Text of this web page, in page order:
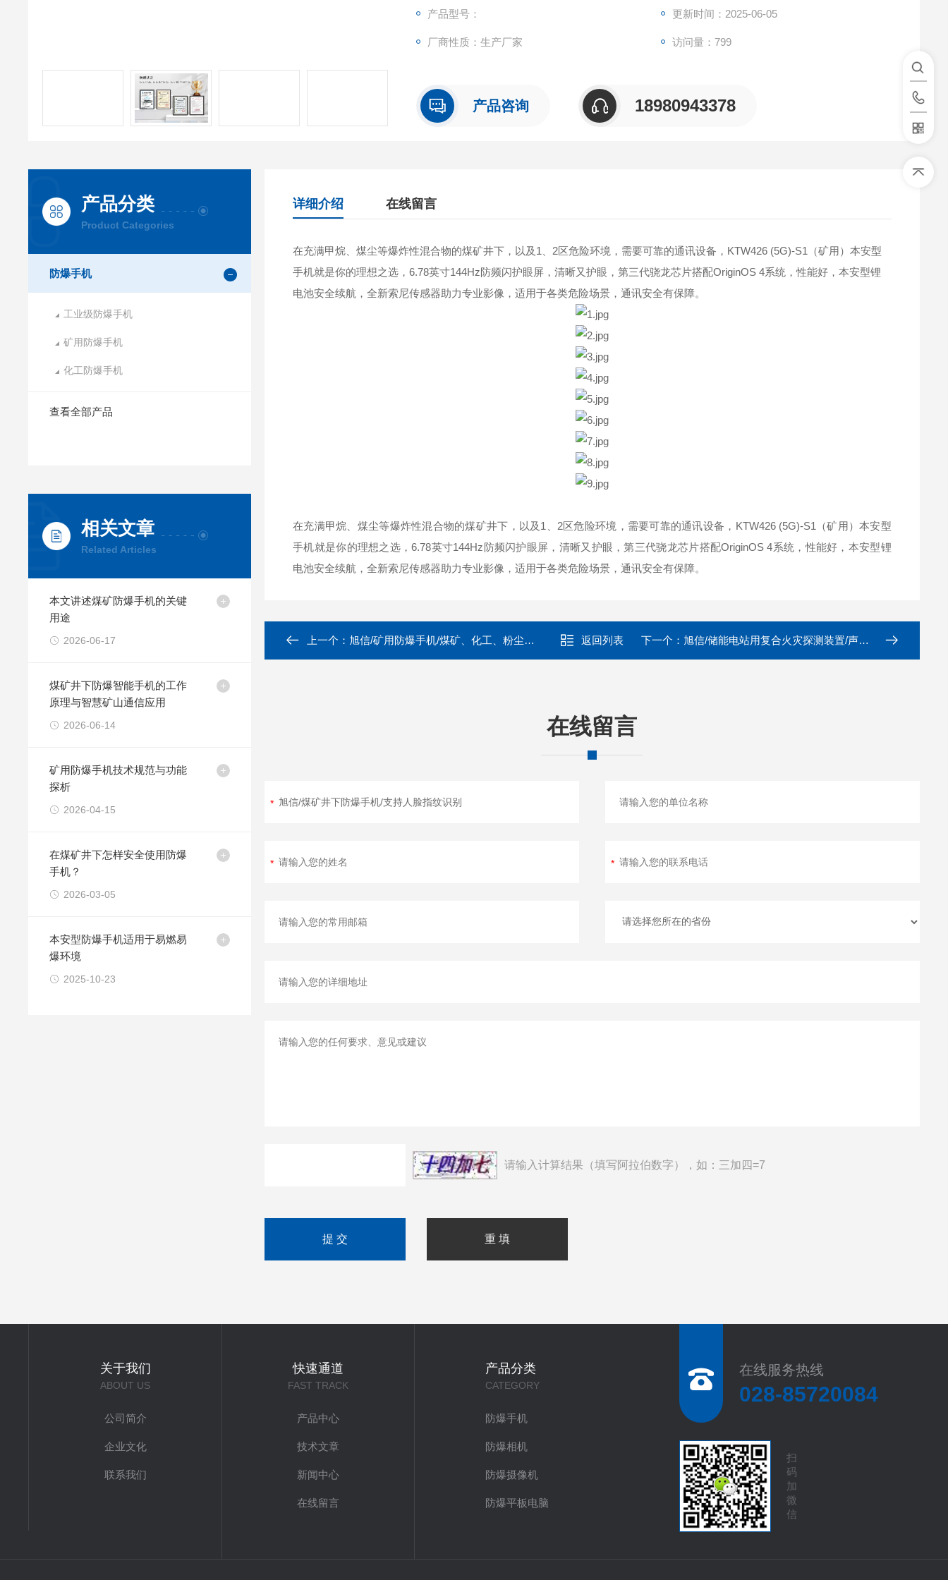
产品型号： 更新时间：2025-06-05
厂商性质：生产厂家 访问量：799
产品咨询 18980943378
产品分类
Product Categories
防爆手机
工业级防爆手机
矿用防爆手机
化工防爆手机
查看全部产品
相关文章
Related Articles
本文讲述煤矿防爆手机的关键
用途
2026-06-17
煤矿井下防爆智能手机的工作
原理与智慧矿山通信应用
2026-06-14
矿用防爆手机技术规范与功能
探析
2026-04-15
在煤矿井下怎样安全使用防爆
手机？
2026-03-05
本安型防爆手机适用于易燃易
爆环境
2025-10-23
详细介绍 在线留言
在充满甲烷、煤尘等爆炸性混合物的煤矿井下，以及1、2区危险环境，需要可靠的通讯设备，KTW426 (5G)-S1（矿用）本安型
手机就是你的理想之选，6.78英寸144Hz防频闪护眼屏，清晰又护眼，第三代骁龙芯片搭配OriginOS 4系统，性能好，本安型锂
电池安全续航，全新索尼传感器助力专业影像，适用于各类危险场景，通讯安全有保障。
在充满甲烷、煤尘等爆炸性混合物的煤矿井下，以及1、2区危险环境，需要可靠的通讯设备，KTW426 (5G)-S1（矿用）本安型
手机就是你的理想之选，6.78英寸144Hz防频闪护眼屏，清晰又护眼，第三代骁龙芯片搭配OriginOS 4系统，性能好，本安型锂
电池安全续航，全新索尼传感器助力专业影像，适用于各类危险场景，通讯安全有保障。
上一个： 旭信/矿用防爆手机/煤矿、化工、粉尘防爆 返回列表 下一个： 旭信/储能电站用复合火灾探测装置/声光报警
在线留言
请输入计算结果（填写阿拉伯数字），如：三加四=7
关于我们
ABOUT US
公司简介
企业文化
联系我们
快速通道
FAST TRACK
产品中心
技术文章
新闻中心
在线留言
产品分类
CATEGORY
防爆手机
防爆相机
防爆摄像机
防爆平板电脑
在线服务热线
028-85720084
扫
码
加
微
信